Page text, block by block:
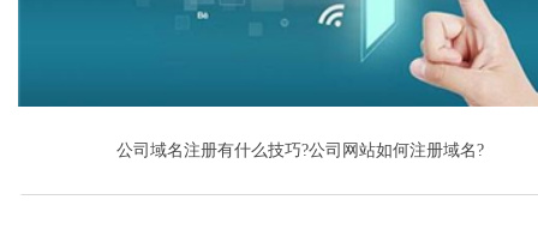
公司域名注册有什么技巧?公司网站如何注册域名?